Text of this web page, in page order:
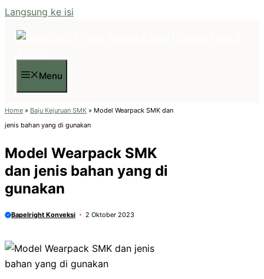
Langsung ke isi
Menu
Home » Baju Kejuruan SMK » Model Wearpack SMK dan
jenis bahan yang di gunakan
Model Wearpack SMK
dan jenis bahan yang di
gunakan
Bapelright Konveksi 2 Oktober 2023